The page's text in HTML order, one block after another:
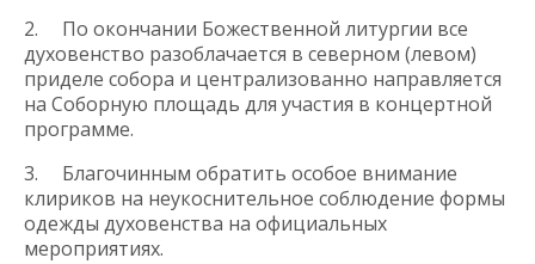
2. По окончании Божественной литургии все
духовенство разоблачается в северном (левом)
приделе собора и централизованно направляется
на Соборную площадь для участия в концертной
программе.
3. Благочинным обратить особое внимание
клириков на неукоснительное соблюдение формы
одежды духовенства на официальных
мероприятиях.